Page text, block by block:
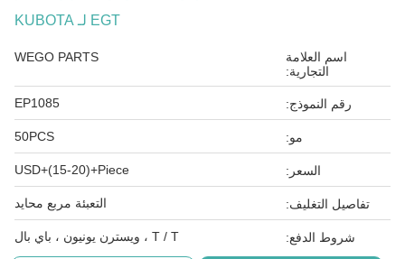
EGT لـ KUBOTA
اسم العلامة
التجارية:
WEGO PARTS
رقم النموذج: EP1085
مو: 50PCS
السعر: USD+(15-20)+Piece
تفاصيل التغليف: التعبئة مربع محايد
شروط الدفع: T / T ، ويسترن يونيون ، باي بال